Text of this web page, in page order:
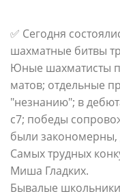
✅ Сегодня
шахматные битвы
Юные шахматисты
матов; отдельные
"незнанию"; в
c7; победы
были
Самых трудных
Миша Гладких.
Бывалые